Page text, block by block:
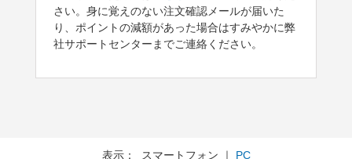
さい。身に覚えのない注文確認メールが届いた
り、ポイントの減額があった場合はすみやかに弊
社サポートセンターまでご連絡ください。
表示： スマートフォン ｜ PC